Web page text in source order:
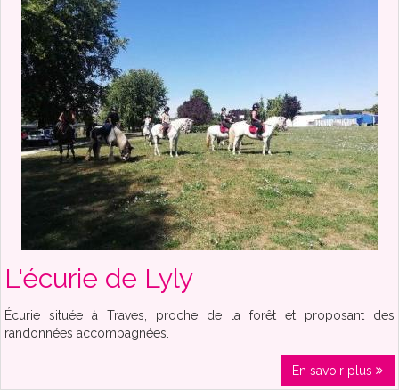
L'écurie de Lyly
Écurie située à Traves, proche de la forêt et proposant des
randonnées accompagnées.
En savoir plus